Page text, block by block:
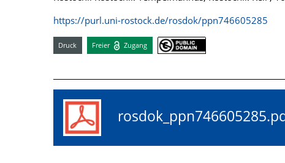
https://purl.uni-rostock.de/rosdok/ppn746605285
Druck Freier Zugang